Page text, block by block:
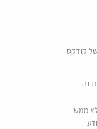
קודקס
זה
ממש